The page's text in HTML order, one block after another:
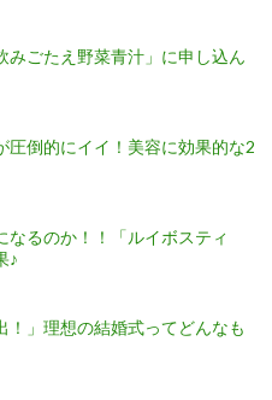
みごたえ野菜青汁」に申し込ん
圧倒的にイイ！美容に効果的な2
なるのか！！「ルイボスティ
♪
！」理想の結婚式ってどんなも